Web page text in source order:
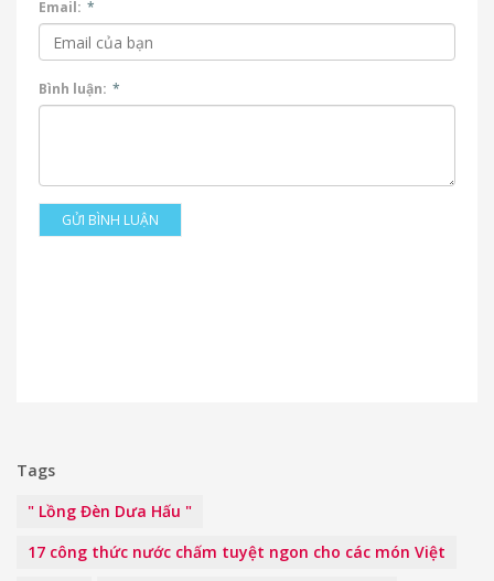
Email: *
Bình luận: *
GỬI BÌNH LUẬN
Tags
" Lồng Đèn Dưa Hấu "
17 công thức nước chấm tuyệt ngon cho các món Việt